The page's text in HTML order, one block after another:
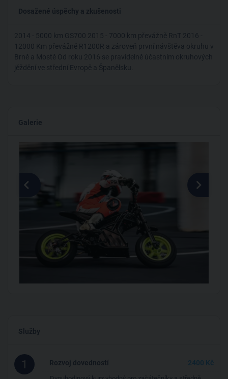
Dosažené úspěchy a zkušenosti
2014 - 5000 km GS700 2015 - 7000 km převážně RnT 2016 -
12000 Km převážně R1200R a zároveň první návštěva okruhu v
Brně a Mostě Od roku 2016 se pravidelně účastním okruhových
jěždění ve střední Evropě a Španělsku.
Galerie
Služby
1 Rozvoj dovedností 2400 Kč